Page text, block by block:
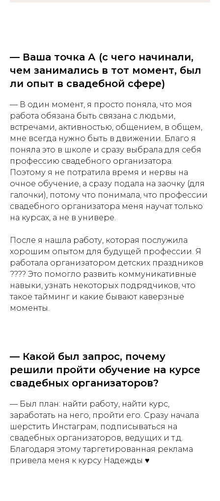
— Ваша точка А (с чего начинали,
чем занимались в тот момент, был
ли опыт в свадебной сфере)
— В один момент, я просто поняла, что моя
работа обязана быть связана с людьми,
встречами, активностью, общением, в общем,
мне всегда нужно быть в движении. Благо я
поняла это в школе и сразу выбрала для себя
профессию свадебного организатора.
Поэтому я не потратила время и нервы на
очное обучение, а сразу подала на заочку (для
галочки), потому что понимала, что профессии
свадебного организатора меня научат только
на курсах, а не в универе.
После я нашла работу, которая послужила
хорошим опытом для будущей профессии. Я
работала организатором детских праздников
???? Это помогло развить коммуникативные
навыки, узнать некоторых подрядчиков, что
такое тайминг и какие бывают каверзные
моменты.
— Какой был запрос, почему
решили пройти обучение на курсе
свадебных организаторов?
— Был план: найти работу, найти курс,
заработать на него, пройти его. Сразу начала
шерстить Инстаграм, подписываться на
свадебных организаторов, ведущих и т.д.
Благодаря этому таргетированная реклама
привела меня к курсу Надежды ♥️